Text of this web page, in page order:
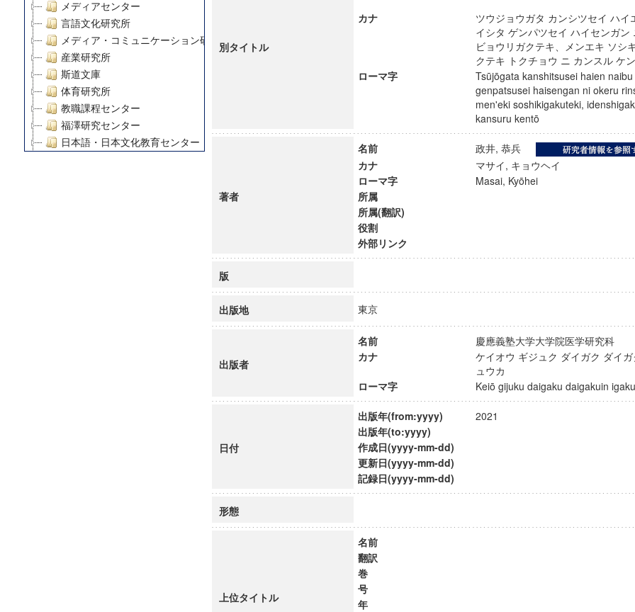
メディアセンター
言語文化研究所
メディア・コミュニケーション研究所
産業研究所
斯道文庫
体育研究所
教職課程センター
福澤研究センター
日本語・日本文化教育センター
デジタルメディア・コンテンツ統合研究センター
慶應義塾大学グローバルCOEプログラム市民社会ガバナンス教育研究センター
慶應義塾大学グローバルCOEプログラム論理と感性の先端的教育研究拠点
博士課程教育リーディングプログラム「超成熟社会発展のサイエンス」
別タイトル
カナ
ツウジョウガタ カンシツセイ ハイ
イシタ ゲンパツセイ ハイセンガン
ビョウリガクテキ、メンエキ ソシ
クテキ トクチョウ ニ カンスル ケ
ローマ字
Tsūjōgata kanshitsusei haien
genpatsusei haisengan ni okeru
men'eki soshikigakuteki,
kansuru kentō
著者
名前
政井, 恭兵
カナ
マサイ, キョウヘイ
ローマ字
Masai, Kyōhei
所属
所属(翻訳)
役割
外部リンク
版
出版地 東京
出版者
名前
慶應義塾大学大学院医学研究科
カナ
ケイオウ ギジュク ダイガク ダイ
ュウカ
ローマ字
Keiō gijuku daigaku daigakuin
日付
出版年(from:yyyy)
2021
出版年(to:yyyy)
作成日(yyyy-mm-dd)
更新日(yyyy-mm-dd)
記録日(yyyy-mm-dd)
形態
上位タイトル
名前
翻訳
巻
号
年